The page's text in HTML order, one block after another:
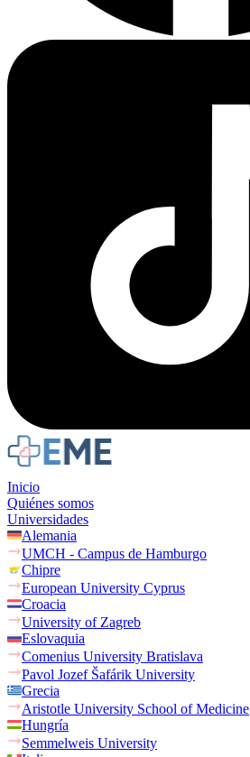
Inicio
Quiénes somos
Universidades
Alemania
UMCH - Campus de Hamburgo
Chipre
European University Cyprus
Croacia
University of Zagreb
Eslovaquia
Comenius University Bratislava
Pavol Jozef Šafárik University
Grecia
Aristotle University School of Medicine
Hungría
Semmelweis University